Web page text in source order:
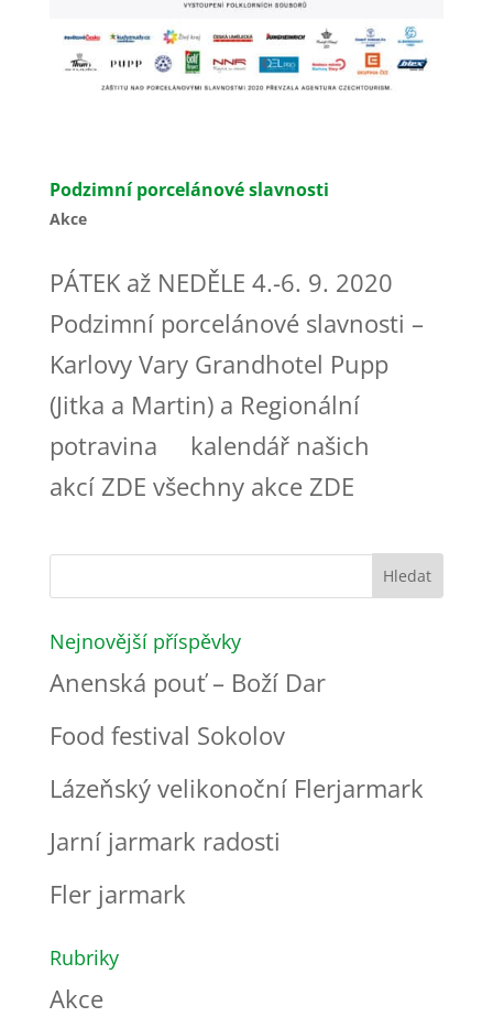
Podzimní porcelánové slavnosti
Akce
PÁTEK až NEDĚLE 4.-6. 9. 2020
Podzimní porcelánové slavnosti –
Karlovy Vary Grandhotel Pupp
(Jitka a Martin) a Regionální
potravina kalendář našich
akcí ZDE všechny akce ZDE
Nejnovější příspěvky
Anenská pouť – Boží Dar
Food festival Sokolov
Lázeňský velikonoční Flerjarmark
Jarní jarmark radosti
Fler jarmark
Rubriky
Akce